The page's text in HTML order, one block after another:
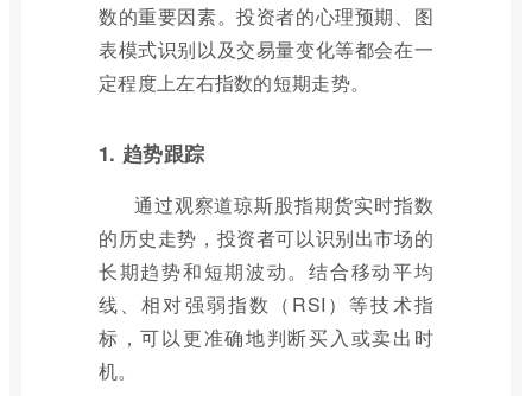
数的重要因素。投资者的心理预期、图
表模式识别以及交易量变化等都会在一
定程度上左右指数的短期走势。
1. 趋势跟踪
通过观察道琼斯股指期货实时指数
的历史走势，投资者可以识别出市场的
长期趋势和短期波动。结合移动平均
线、相对强弱指数（RSI）等技术指
标，可以更准确地判断买入或卖出时
机。